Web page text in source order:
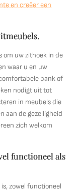
en creëer een
om uw zithoek in de
waar u en uw
bank of
nodigt uit tot
in meubels die
aan de gezelligheid
zich welkom
functioneel als
zowel functioneel